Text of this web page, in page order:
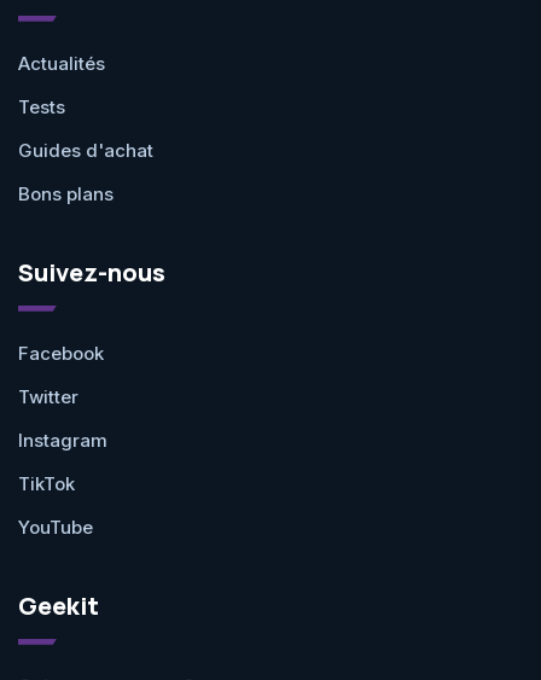
Actualités
Tests
Guides d'achat
Bons plans
Suivez-nous
Facebook
Twitter
Instagram
TikTok
YouTube
Geekit